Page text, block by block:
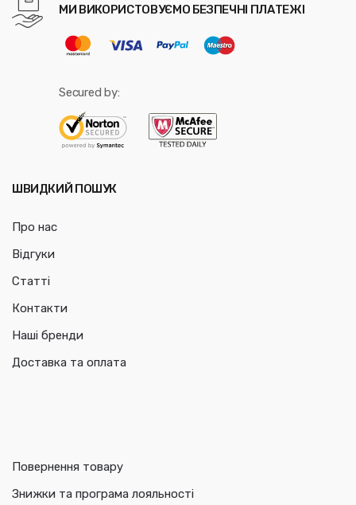
МИ ВИКОРИСТОВУЄМО БЕЗПЕЧНІ ПЛАТЕЖІ
Secured by:
ШВИДКИЙ ПОШУК
Про нас
Відгуки
Статті
Контакти
Наші бренди
Доставка та оплата
Повернення товару
Знижки та програма лояльності